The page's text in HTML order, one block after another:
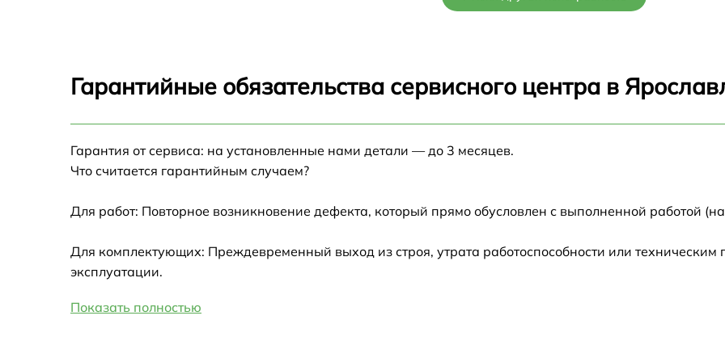
Замена системы охлаждения Infinix XL28
(71008301071)
(71008301071)
(71008301071)
от 60 мин
Замена микрофона Infinix XL28
Гарантийные обязательства сервисного центра в
Гарантия от сервиса: на установленные нами детали — до 3 месяцев.
Что считается гарантийным случаем?
Для работ: Повторное возникновение дефекта, который прямо обусловлен с выполненной работой
Для комплектующих: Преждевременный выход из строя, утрата работоспособности или
эксплуатации.
Показать полностью